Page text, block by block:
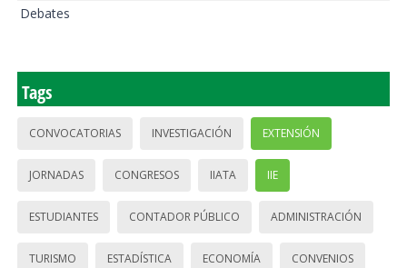
Debates
Tags
CONVOCATORIAS INVESTIGACIÓN EXTENSIÓN
JORNADAS CONGRESOS IIATA IIE
ESTUDIANTES CONTADOR PÚBLICO ADMINISTRACIÓN
TURISMO ESTADÍSTICA ECONOMÍA CONVENIOS